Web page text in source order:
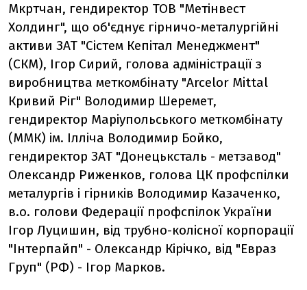
Мкртчан, гендиректор ТОВ "Метінвест
Холдинг", що об'єднує гірничо-металургійні
активи ЗАТ "Сістем Кепітал Менеджмент"
(СКМ), Ігор Сирий, голова адміністрації з
виробництва меткомбінату "Arcelor Mittal
Кривий Ріг" Володимир Шеремет,
гендиректор Маріупольського меткомбінату
(ММК) ім. Ілліча Володимир Бойко,
гендиректор ЗАТ "Донецьксталь - метзавод"
Олександр Риженков, голова ЦК профспілки
металургів і гірників Володимир Казаченко,
в.о. голови Федерації профспілок України
Ігор Луцишин, від трубно-колісної корпорації
"Інтерпайп" - Олександр Кірічко, від "Евраз
Груп" (РФ) - Ігор Марков.